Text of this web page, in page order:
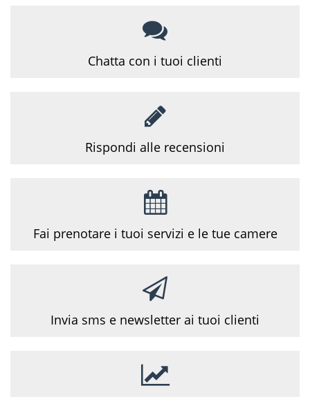
Chatta con i tuoi clienti
Rispondi alle recensioni
Fai prenotare i tuoi servizi e le tue camere
Invia sms e newsletter ai tuoi clienti